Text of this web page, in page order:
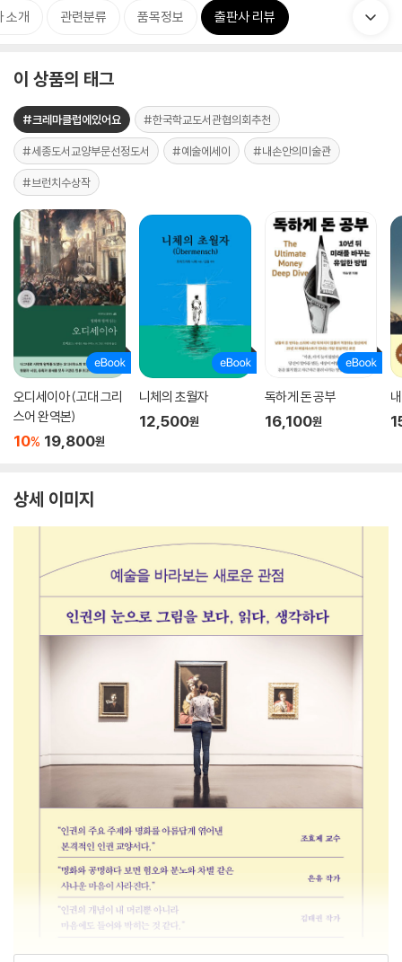
소개 관련분류 품목정보 출판사 리뷰
이 상품의 태그
#크레마클럽에있어요 #한국학교도서관협의회추천
#세종도서교양부문선정도서 #예술에세이 #내손안의미술관
#브런치수상작
오디세이아 (고대 그리
스어 완역본)
10% 19,800원
니체의 초월자
12,500원
독하게 돈 공부
16,100원
상세 이미지